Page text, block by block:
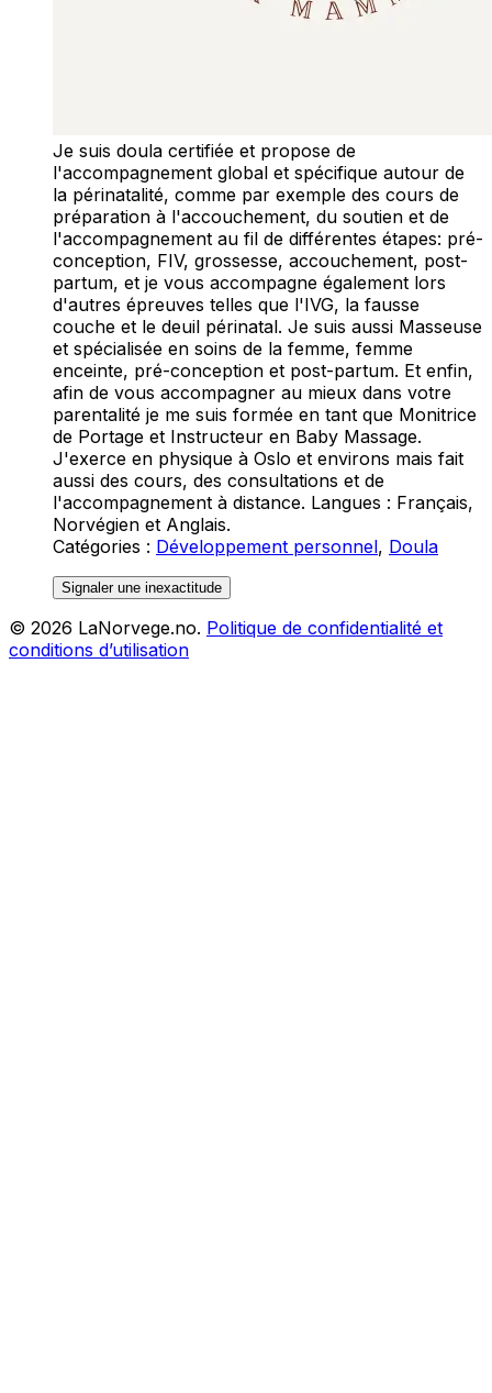
Je suis doula certifiée et propose de
l'accompagnement global et spécifique autour de
la périnatalité, comme par exemple des cours de
préparation à l'accouchement, du soutien et de
l'accompagnement au fil de différentes étapes: pré-
conception, FIV, grossesse, accouchement, post-
partum, et je vous accompagne également lors
d'autres épreuves telles que l'IVG, la fausse
couche et le deuil périnatal. Je suis aussi Masseuse
et spécialisée en soins de la femme, femme
enceinte, pré-conception et post-partum. Et enfin,
afin de vous accompagner au mieux dans votre
parentalité je me suis formée en tant que Monitrice
de Portage et Instructeur en Baby Massage.
J'exerce en physique à Oslo et environs mais fait
aussi des cours, des consultations et de
l'accompagnement à distance. Langues : Français,
Norvégien et Anglais.
Catégories : Développement personnel, Doula
Signaler une inexactitude
© 2026 LaNorvege.no. Politique de confidentialité et
conditions d’utilisation